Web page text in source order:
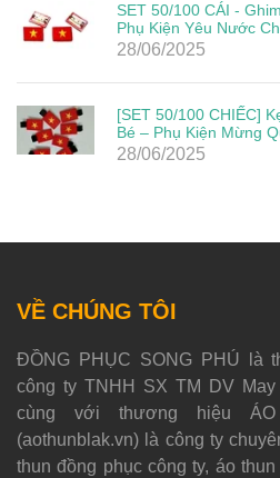
SET 50/100 CÁI -
Phụ Kiện Yêu Nước
28/06/2025
[SET 50/100 CHIẾC]
Bé – Phụ Kiện Mừng
28/06/2025
VỀ CHÚNG TÔI
ĐỒNG PHỤC SONG PHÚ là
công ty TNHH SX TM DV May
cùng với thương hiệu ÁO
(aothunblak.vn) là công ty
thun đồng phục công ty, áo